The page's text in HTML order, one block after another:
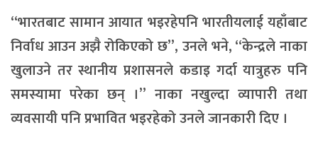
“भारतबाट सामान आयात भइरहेपनि भारतीयलाई यहाँबाट
निर्वाध आउन अझै रोकिएको छ”, उनले भने, “केन्द्रले नाका
खुलाउने तर स्थानीय प्रशासनले कडाइ गर्दा यात्रुहरु पनि
समस्यामा परेका छन् ।” नाका नखुल्दा व्यापारी तथा
व्यवसायी पनि प्रभावित भइरहेको उनले जानकारी दिए ।